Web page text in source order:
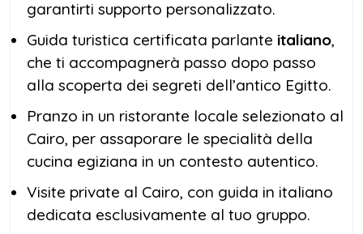
garantirti supporto personalizzato.
Guida turistica certificata parlante italiano,
che ti accompagnerà passo dopo passo
alla scoperta dei segreti dell’antico Egitto.
Pranzo in un ristorante locale selezionato al
Cairo, per assaporare le specialità della
cucina egiziana in un contesto autentico.
Visite private al Cairo, con guida in italiano
dedicata esclusivamente al tuo gruppo.